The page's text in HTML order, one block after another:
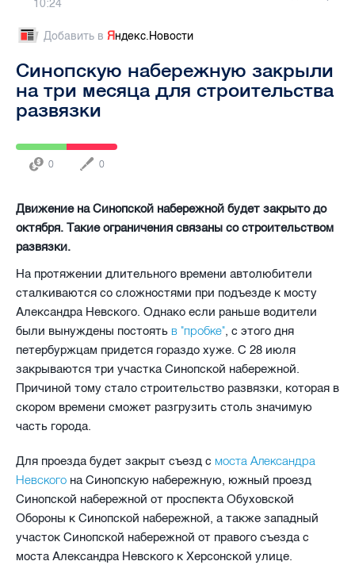
10:24
Добавить в Яндекс.Новости
Синопскую набережную закрыли
на три месяца для строительства
развязки
0 0
Движение на Синопской набережной будет закрыто до
октября. Такие ограничения связаны со строительством
развязки.
На протяжении длительного времени автолюбители
сталкиваются со сложностями при подъезде к мосту
Александра Невского. Однако если раньше водители
были вынуждены постоять в "пробке", с этого дня
петербуржцам придется гораздо хуже. С 28 июля
закрываются три участка Синопской набережной.
Причиной тому стало строительство развязки, которая в
скором времени сможет разгрузить столь значимую
часть города.
Для проезда будет закрыт съезд с моста Александра
Невского на Синопскую набережную, южный проезд
Синопской набережной от проспекта Обуховской
Обороны к Синопской набережной, а также западный
участок Синопской набережной от правого съезда с
моста Александра Невского к Херсонской улице.